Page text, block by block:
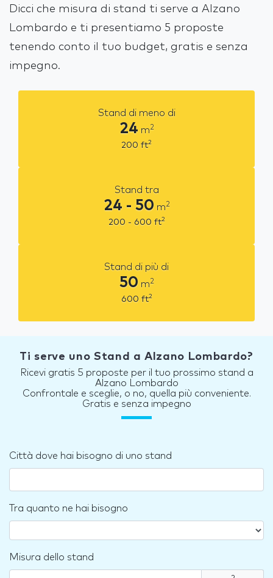
Dicci che misura di stand ti serve a Alzano
Lombardo e ti presentiamo 5 proposte
tenendo conto il tuo budget, gratis e senza
impegno.
Stand di meno di
24 m2
200 ft2
Stand tra
24 - 50 m2
200 - 600 ft2
Stand di più di
50 m2
600 ft2
Ti serve uno Stand a Alzano Lombardo?
Ricevi gratis 5 proposte per il tuo prossimo stand a
Alzano Lombardo
Confrontale e sceglie, o no, quella più conveniente.
Gratis e senza impegno
Città dove hai bisogno di uno stand
Tra quanto ne hai bisogno
Misura dello stand